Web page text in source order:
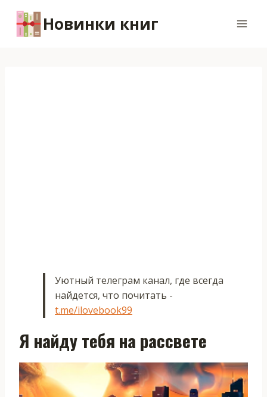
содержимому
Новинки книг
Уютный телеграм канал, где всегда
найдется, что почитать -
t.me/ilovebook99
Я найду тебя на рассвете